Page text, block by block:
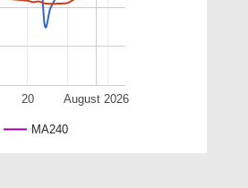
MA240
August 2026
20